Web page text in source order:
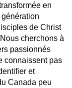
en
de Christ
cherchons à
passionnés
connaissent pas
et
Canada peu